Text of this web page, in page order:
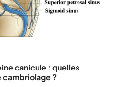
canicule : quelles
cambriolage ?